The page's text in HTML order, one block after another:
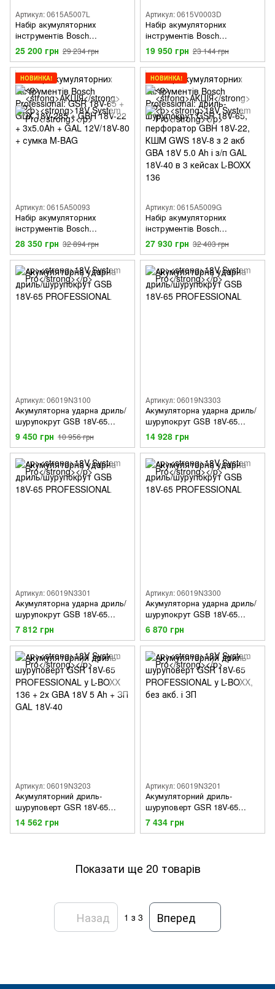
Артикул: 0615A5007L
Набір акумуляторних
інструментів Bosch
Professional: дриль-
шурупокрут GSR 18V-45,
перфоратор GBH 18V-22,
КШМ GWS 18V-8 з 3 акб GBA
18V 4.0 Ah і з/п GAL 18V-40 в
сумці M-BAG
25 200 грн 29 234 грн
Артикул: 0615V0003D
Набір акумуляторних
інструментів Bosch
Professional: дриль-
шурупокрут GSR 18V-45,
перфоратор GBH 18V-22,
набір біт і бурів з 2 акб GBA
18V 4.0 Ah і з/п GAL 18V-40 в
сумці
19 950 грн 23 144 грн
НОВИНКА!
Артикул: 0615A50093
Набір акумуляторних
інструментів Bosch
Professional: GSR 18V-65 +
GDX 18V-285 + GBH 18V-22 +
3x5.0Ah + GAL 12V/18V-80 +
сумка M-BAG
28 350 грн 32 894 грн
НОВИНКА!
Артикул: 0615A5009G
Набір акумуляторних
інструментів Bosch
Professional: дриль-
шурупокрут GSR 18V-65,
перфоратор GBH 18V-22,
КШМ GWS 18V-8 з 2 акб GBA
18V 5.0 Ah і з/п GAL 18V-40 в
3 кейсах L-BOXX 136
27 930 грн 32 403 грн
Артикул: 06019N3100
Акумуляторна ударна дриль/
шурупокрут GSB 18V-65
PROFESSIONAL у L-Case + 2х
GBA 18V 2.0Ah + ЗП GAL 18V-
20
9 450 грн 10 956 грн
Артикул: 06019N3303
Акумуляторна ударна дриль/
шурупокрут GSB 18V-65
PROFESSIONAL у L-BOXX
136N + 2х GBA 18V 5.0Ah +
ЗП GAL 18V-40
14 928 грн
Артикул: 06019N3301
Акумуляторна ударна дриль/
шурупокрут GSB 18V-65
PROFESSIONAL у L-BOXX,
без акб. та ЗП
7 812 грн
Артикул: 06019N3300
Акумуляторна ударна дриль/
шурупокрут GSB 18V-65
PROFESSIONAL у картонній
коробці, без акб. та ЗП
6 870 грн
Артикул: 06019N3203
Акумуляторний дриль-
шуруповерт GSR 18V-65
PROFESSIONAL у L-BOXX 136
+ 2х GBA 18V 5 Ah + ЗП GAL
14 562 грн
Артикул: 06019N3201
Акумуляторний дриль-
шуруповерт GSR 18V-65
PROFESSIONAL у L-BOXX,
без акб. і ЗП
7 434 грн
Показати ще 20 товарів
Назад 1 з 3 Вперед